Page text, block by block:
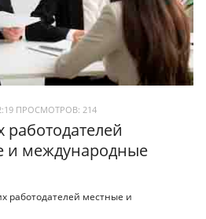
ПРОСМОТРОВ: 214
работодателей
и международные
работодателей местные и